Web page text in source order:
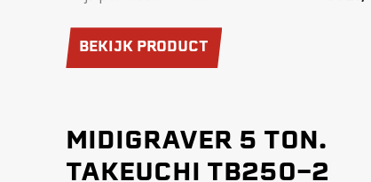
BEKIJK PRODUCT
MIDIGRAVER 5 TON.
TAKEUCHI TB250-2